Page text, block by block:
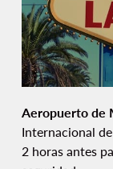
Aeropuerto de
Internacional
2 horas antes